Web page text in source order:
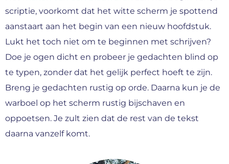
scriptie, voorkomt dat het witte scherm je spottend
aanstaart aan het begin van een nieuw hoofdstuk.
Lukt het toch niet om te beginnen met schrijven?
Doe je ogen dicht en probeer je gedachten blind op
te typen, zonder dat het gelijk perfect hoeft te zijn.
Breng je gedachten rustig op orde. Daarna kun je de
warboel op het scherm rustig bijschaven en
oppoetsen. Je zult zien dat de rest van de tekst
daarna vanzelf komt.